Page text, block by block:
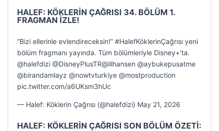
HALEF: KÖKLERİN ÇAĞRISI 34. BÖLÜM 1.
FRAGMAN İZLE!
“Bizi ellerinle evlendireceksin!” #HalefKöklerinÇağrısı yeni
bölüm fragmanı yayında. Tüm bölümleriyle Disney+’ta.
@halefdizi @DisneyPlusTR@illhansen @aybukepusatme
@birandamlayz @nowtvturkiye @mostproduction
pic.twitter.com/a6UKsm3hUc
— Halef: Köklerin Çağrısı (@halefdizi) May 21, 2026
HALEF: KÖKLERİN ÇAĞRISI SON BÖLÜM ÖZETİ: